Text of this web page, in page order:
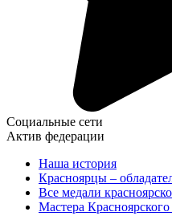
Социальные сети
Актив федерации
Наша история
Красноярцы –
Все медали
Мастера Красноярского